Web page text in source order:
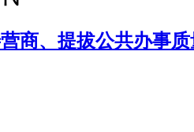
商、提拔公共办事质